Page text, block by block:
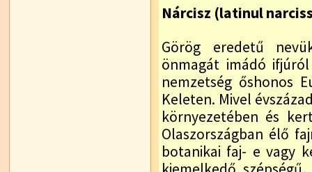
Nárcisz (latinul
Görög eredetű
önmagát imádó
nemzetség őshonos
Keleten. Mivel
környezetében és
Olaszországban élő
botanikai faj- e vagy